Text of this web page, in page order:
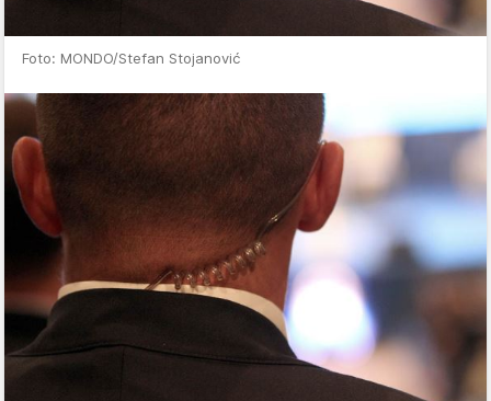
Foto: MONDO/Stefan Stojanović